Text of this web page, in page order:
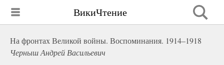
ВикиЧтение
На фронтах Великой войны. Воспоминания. 1914–1918
Черныш Андрей Васильевич